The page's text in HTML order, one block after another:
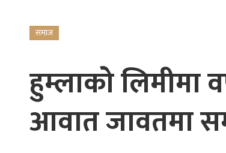
समाज
हुम्लाको लिमीमा
आवात जावतमा